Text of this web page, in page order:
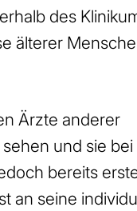
des
älterer
Ärzte anderer
und sie bei
bereits
an seine